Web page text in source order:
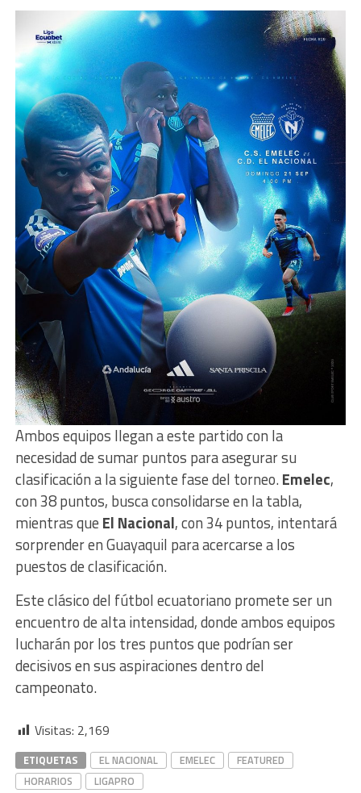
Ambos equipos llegan a este partido con la
necesidad de sumar puntos para asegurar su
clasificación a la siguiente fase del torneo.Emelec,
con 38 puntos, busca consolidarse en la tabla,
mientras que El Nacional, con 34 puntos, intentará
sorprender en Guayaquil para acercarse a los
puestos de clasificación.
Este clásico del fútbol ecuatoriano promete ser un
encuentro de alta intensidad, donde ambos equipos
lucharán por los tres puntos que podrían ser
decisivos en sus aspiraciones dentro del
campeonato.
Visitas: 2,169
ETIQUETAS EL NACIONAL EMELEC
FEATURED
HORARIOS
LIGAPRO